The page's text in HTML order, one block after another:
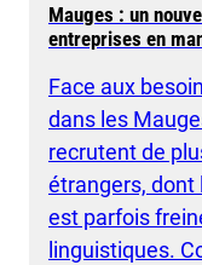
Mauges : un
entreprises en
Face aux
dans les
recrutent de
étrangers,
est parfois
linguistiques.